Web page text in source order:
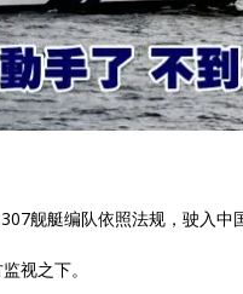
舰艇编队依照法规，驶入中
视之下。